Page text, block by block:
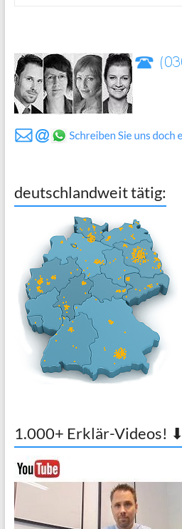
deutschlandweit tätig:
1.000+ Erklär-Videos! ⬇